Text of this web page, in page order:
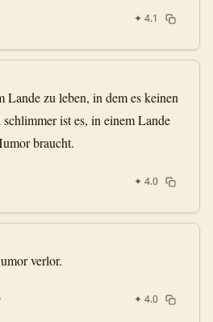
✦ 4.1
Lande zu leben, in dem es keinen
ist es, in einem Lande
braucht.
✦ 4.0
verlor.
✦ 4.0